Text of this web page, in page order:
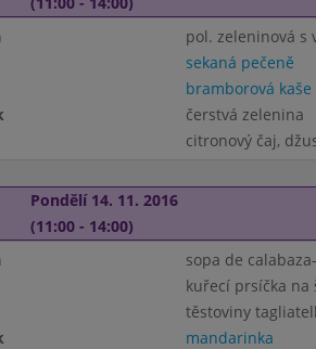
pol. zeleninová s
sekaná pečeně
bramborová kaše
čerstvá zelenina
citronový čaj,
Pondělí 14. 11. 2016
(11:00 - 14:00)
sopa de
kuřecí prsíčka na
těstoviny
mandarinka